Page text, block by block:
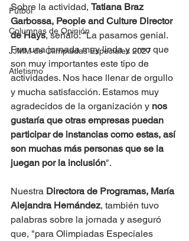
Fútbol
Columnas de Opinión
JJMM de Olimpiadas Especiales 2027
Atletismo
Sobre la actividad, Tatiana Braz
Garbossa, People and Culture Director
de Hays, señaló: "La pasamos genial.
Fue una jornada muy linda y creo que
son muy importantes este tipo de
actividades. Nos hace llenar de orgullo
y mucha satisfacción. Estamos muy
agradecidos de la organización y nos
gustaría que otras empresas puedan
participar de instancias como estas, así
son muchas más personas que se la
juegan por la inclusión".
Nuestra Directora de Programas, María
Alejandra Hernández, también tuvo
palabras sobre la jornada y aseguró
que, "para Olimpiadas Especiales